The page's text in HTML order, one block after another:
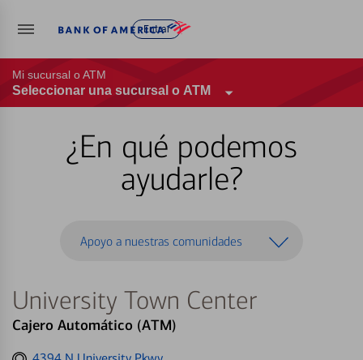
Entrar
Mi sucursal o ATM
Seleccionar una sucursal o ATM
¿En qué podemos
ayudarle?
Apoyo a nuestras comunidades
University Town Center
Cajero Automático (ATM)